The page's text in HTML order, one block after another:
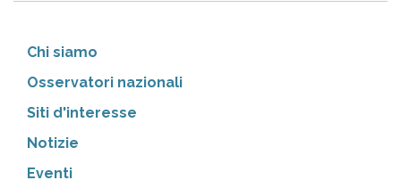
Chi siamo
Osservatori nazionali
Siti d'interesse
Notizie
Eventi